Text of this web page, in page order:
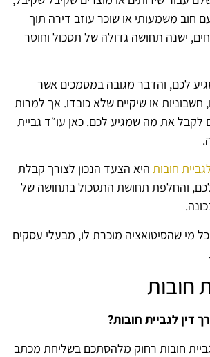
חוב משמעותי או שוכר עוזב דירה תוך
ישנה תחושה גדולה של תסכול וחוסר
לכם, והדבר מגובה במסמכים אשר
חשבוניות או שיקיים שלא כובדו. אך למרות
לקבל את מה שמגיע לכם. כאן עו״ד גביית
חובות היא הצעד הנכון לצורך קבלת
והחלפת תחושת התסכול בתחושה של
מי שהסיטואציה מוכרת לו, מבעלי עסקים
חובות
דין לגביית חובות?
חובות רחוק מלהסתכם בשליחת מכתב